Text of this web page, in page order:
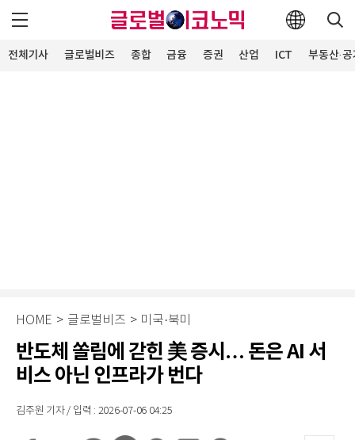
전체기사 글로벌비즈 종합 금융 증권 산업 ICT 부동산·
HOME > 글로벌비즈 > 미국·북미
반도체 쏠림에 갇힌 美 증시… 돈은 AI 서
비스 아닌 인프라가 번다
김주원 기자 / 입력 : 2026-07-06 04:25